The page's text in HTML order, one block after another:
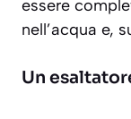
essere
nell’acqua e,
Un